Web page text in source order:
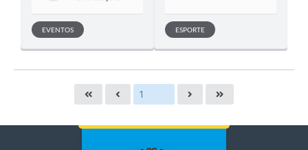
EVENTOS ESPORTE